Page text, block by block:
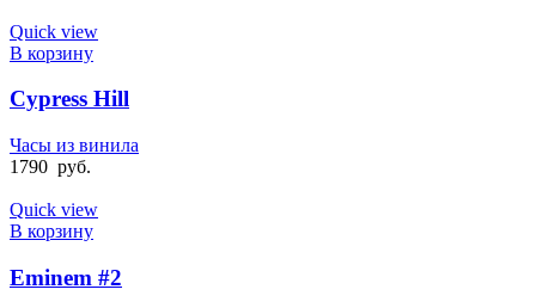
Quick view
В корзину
Cypress Hill
Часы из винила
1790 руб.
Quick view
В корзину
Eminem #2